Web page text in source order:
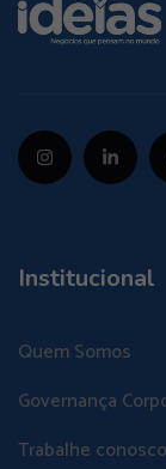
Institucional
Quem Somos
Governança
Trabalhe conosco